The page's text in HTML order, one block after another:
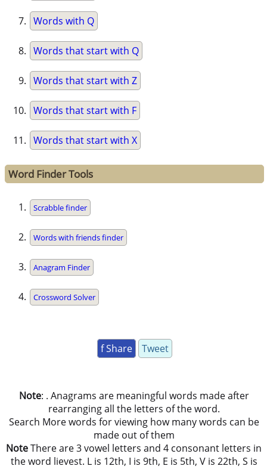
Words with Q
Words that start with Q
Words that start with Z
Words that start with F
Words that start with X
Word Finder Tools
Scrabble finder
Words with friends finder
Anagram Finder
Crossword Solver
f Share Tweet
Note: . Anagrams are meaningful words made after
rearranging all the letters of the word.
Search More words for viewing how many words can be
made out of them
NoteThere are 3 vowel letters and 4 consonant letters in
the word lievest. L is 12th, I is 9th, E is 5th, V is 22th, S is